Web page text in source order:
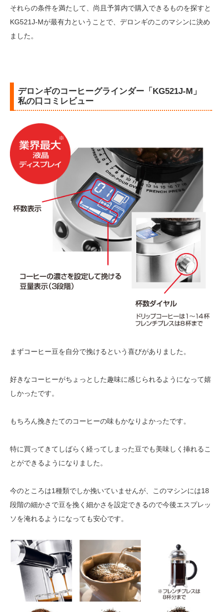
それらの条件を満たして、尚且予算内で購入できるものを探すと
KG521J-Mが最有力ということで、デロンギのこのマシンに決め
ました。
デロンギのコーヒーグラインダー「KG521J-M」
私の口コミレビュー
まずコーヒー豆を自分で挽けるという喜びがありました。
好きなコーヒーがちょっとした趣味に感じられるようになって嬉
しかったです。
もちろん挽きたてのコーヒーの味もかなりよかったです。
特に買ってきてしばらく経ってしまった豆でも美味しく挿れるこ
とができるようになりました。
今のところは1種類でしか挽いていませんが、このマシンには18
段階の細かさで豆を挽く細かさを設定できるので今後エスプレッ
ソを淹れるようになっても安心です。